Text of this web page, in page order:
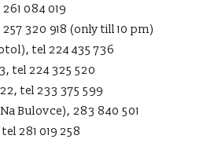
084 019
320 918 (only till 10 pm)
tel 224 435 736
tel 224 325 520
tel 233 375 599
Bulovce), 283 840 501
281 019 258